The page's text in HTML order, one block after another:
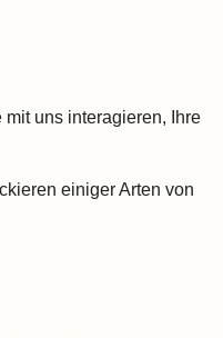
uns interagieren, Ihre
einiger Arten von